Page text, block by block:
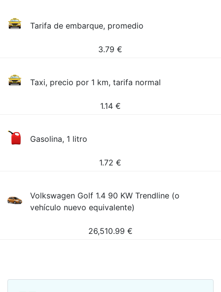
Tarifa de embarque, promedio
3.79 €
Taxi, precio por 1 km, tarifa normal
1.14 €
Gasolina, 1 litro
1.72 €
Volkswagen Golf 1.4 90 KW Trendline (o
vehículo nuevo equivalente)
26,510.99 €